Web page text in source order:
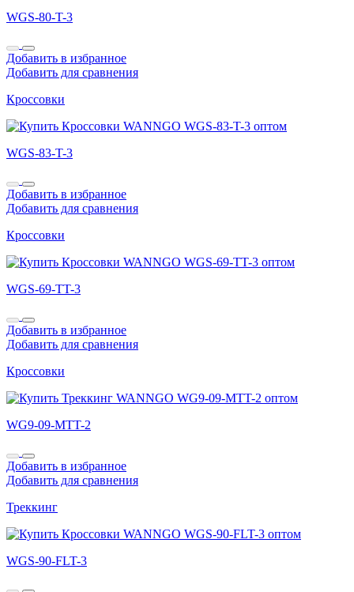
WGS-80-T-3
Добавить в избранное
Добавить для сравнения
Кроссовки
WGS-83-T-3
Добавить в избранное
Добавить для сравнения
Кроссовки
WGS-69-TT-3
Добавить в избранное
Добавить для сравнения
Кроссовки
WG9-09-MTT-2
Добавить в избранное
Добавить для сравнения
Треккинг
WGS-90-FLT-3